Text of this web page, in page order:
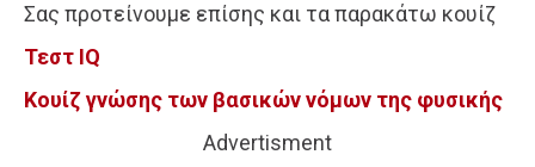
Σας προτείνουμε επίσης και τα παρακάτω κουίζ
Τεστ IQ
Κουίζ γνώσης των βασικών νόμων της φυσικής
Advertisment